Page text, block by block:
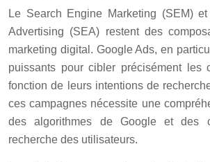
Le Search Engine Marketing (SEM)
Advertising (SEA) restent des
marketing digital. Google Ads, en
puissants pour cibler précisément les
fonction de leurs intentions de
ces campagnes nécessite une
des algorithmes de Google et des
recherche des utilisateurs.